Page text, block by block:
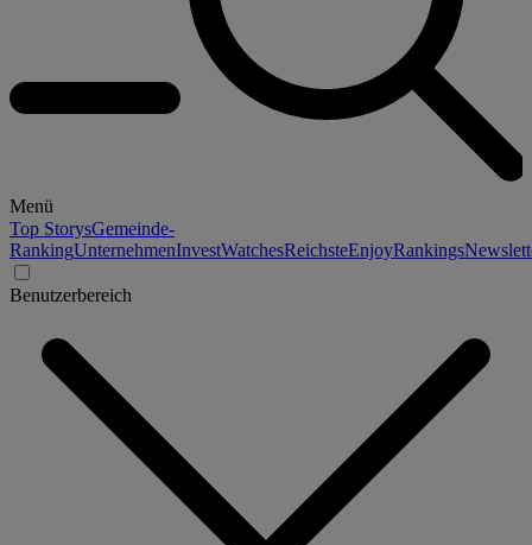
Menü
Top StorysGemeinde-
RankingUnternehmenInvestWatchesReichsteEnjoyRankings
Benutzerbereich